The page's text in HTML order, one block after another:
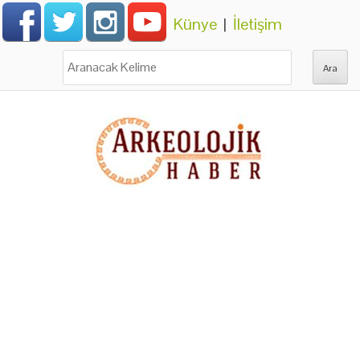
Künye | İletişim